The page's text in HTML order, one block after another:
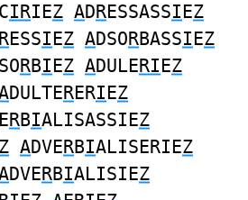
IRIEZ ADRESSASSIEZ
RESSIEZ ADSORBASSIEZ
RBIEZ ADULERIEZ
DULTERERIEZ
RBIALISASSIEZ
Z ADVERBIALISERIEZ
DVERBIALISIEZ